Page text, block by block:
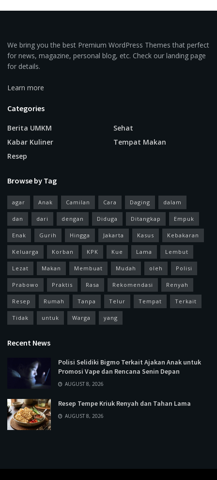
We bring you the best Premium WordPress Themes that perfect
for news, magazine, personal blog, etc. Check our landing page
for details.
Learn more
Categories
Berita UMKM
Kabar Kuliner
Resep
Sehat
Tempat Makan
Browse by Tag
agar Anak Camilan Cara Daging dalam
dan dari dengan Diduga Ditangkap Empuk
Enak Gurih Hingga Jakarta Kasus Kebakaran
Keluarga Korban KPK Kue Lama Lembut
Lezat Makan Membuat Mudah oleh Polisi
Prabowo Praktis Rasa Rekomendasi Renyah
Resep Rumah Tanpa Telur Tempat Terkait
Tidak untuk Warga yang
Recent News
Polisi Selidiki Bigmo Terkait Ajakan Anak untuk
Promosi Vape dan Rencana Senin Depan
AUGUST 8, 2026
Resep Tempe Kriuk Renyah dan Tahan Lama
AUGUST 8, 2026